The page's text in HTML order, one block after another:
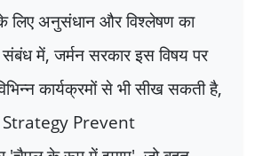
लिए अनुसंधान और विश्लेषण का
संबंध में,जर्मन सरकार इस विषय पर
कार्यक्रमों से भी सीख सकती है,
Prevent